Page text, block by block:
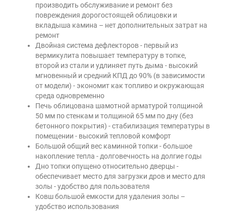
производить обслуживание и ремонт без
повреждения дорогостоящей облицовки и
вкладыша камина – нет дополнительных затрат на
ремонт
Двойная система дефлекторов - первый из
вермикулита повышает температуру в топке,
второй из стали и удлиняет путь дыма - высокий
мгновенный и средний КПД до 90% (в зависимости
от модели) - экономит как топливо и окружающая
среда одновременно
Печь облицована шамотной арматурой толщиной
50 мм по стенкам и толщиной 65 мм по дну (без
бетонного покрытия) - стабилизация температуры в
помещении - высокий тепловой комфорт
Большой общий вес каминной топки - большое
накопление тепла - долговечность на долгие годы
Дно топки опущено относительно дверцы -
обеспечивает место для загрузки дров и место для
золы - удобство для пользователя
Ковш большой емкости для удаления золы –
удобство использования